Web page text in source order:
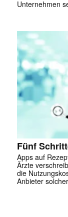
Unternehmen
Fünf
Apps auf
Ärzte
die
Anbieter